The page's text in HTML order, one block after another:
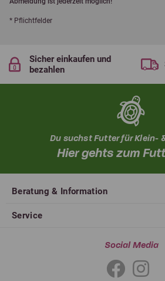
* Pflichtfelder
Sicher einkaufen und
bezahlen
Du suchst Futter für Klein-
Hier gehts zum
Beratung & Information
Service
Social Media